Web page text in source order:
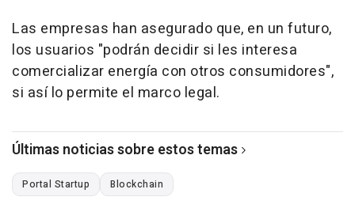
Las empresas han asegurado que, en un futuro,
los usuarios "podrán decidir si les interesa
comercializar energía con otros consumidores",
si así lo permite el marco legal.
Últimas noticias sobre estos temas
Portal Startup Blockchain